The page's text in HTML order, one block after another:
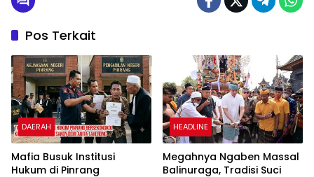
Pos Terkait
DAERAH
Mafia Busuk Institusi
Hukum di Pinrang
HEADLINE
Megahnya Ngaben Massal
Balinuraga, Tradisi Suci